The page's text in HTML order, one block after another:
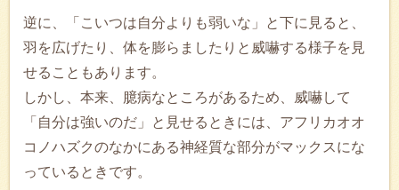
逆に、「こいつは自分よりも弱いな」と下に見ると、
羽を広げたり、体を膨らましたりと威嚇する様子を見
せることもあります。
しかし、本来、臆病なところがあるため、威嚇して
「自分は強いのだ」と見せるときには、アフリカオオ
コノハズクのなかにある神経質な部分がマックスにな
っているときです。